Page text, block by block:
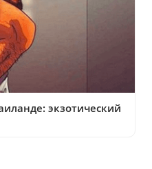
экзотический